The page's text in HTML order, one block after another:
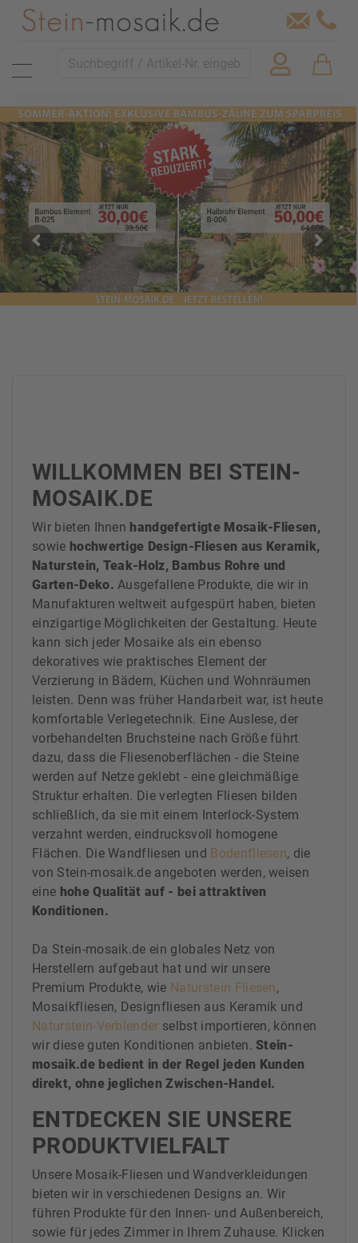
WILLKOMMEN BEI STEIN-
MOSAIK.DE
Wir bieten Ihnen handgefertigte Mosaik-Fliesen,
sowie hochwertige Design-Fliesen aus Keramik,
Naturstein, Teak-Holz, Bambus Rohre und
Garten-Deko. Ausgefallene Produkte, die wir in
Manufakturen weltweit aufgespürt haben, bieten
einzigartige Möglichkeiten der Gestaltung. Heute
kann sich jeder Mosaike als ein ebenso
dekoratives wie praktisches Element der
Verzierung in Bädern, Küchen und Wohnräumen
leisten. Denn was früher Handarbeit war, ist heute
komfortable Verlegetechnik. Eine Auslese, der
vorbehandelten Bruchsteine nach Größe führt
dazu, dass die Fliesenoberflächen - die Steine
werden auf Netze geklebt - eine gleichmäßige
Struktur erhalten. Die verlegten Fliesen bilden
schließlich, da sie mit einem Interlock-System
verzahnt werden, eindrucksvoll homogene
Flächen. Die Wandfliesen und Bodenfliesen, die
von Stein-mosaik.de angeboten werden, weisen
eine hohe Qualität auf - bei attraktiven
Konditionen.
Da Stein-mosaik.de ein globales Netz von
Herstellern aufgebaut hat und wir unsere
Premium Produkte, wie Naturstein Fliesen,
Mosaikfliesen, Designfliesen aus Keramik und
Naturstein-Verblender selbst importieren, können
wir diese guten Konditionen anbieten. Stein-
mosaik.de bedient in der Regel jeden Kunden
direkt, ohne jeglichen Zwischen-Handel.
ENTDECKEN SIE UNSERE
PRODUKTVIELFALT
Unsere Mosaik-Fliesen und Wandverkleidungen
bieten wir in verschiedenen Designs an. Wir
führen Produkte für den Innen- und Außenbereich,
sowie für jedes Zimmer in Ihrem Zuhause. Klicken